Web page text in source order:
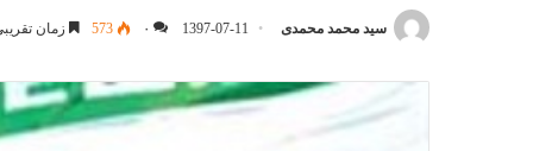
سید محمد محمدی 1397-07-11 ۰ 573 زمان تقریبی